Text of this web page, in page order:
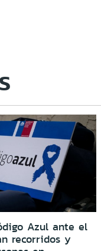
Azul ante el
recorridos y